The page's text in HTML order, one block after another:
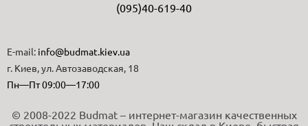
(095)40-619-40
E-mail: info@budmat.kiev.ua
г. Киев, ул. Автозаводская, 18
Пн—Пт 09:00—17:00
© 2008-2022 Budmat – интернет-магазин качественных